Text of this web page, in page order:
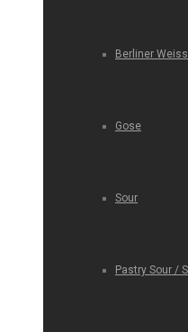
Berliner
Gose
Sour
Pastry Sour /